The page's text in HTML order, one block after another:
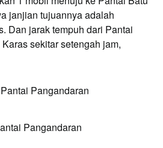
janjian tujuannya adalah
Dan jarak tempuh dari Pantai
sekitar setengah jam,
Pangandaran
Pangandaran